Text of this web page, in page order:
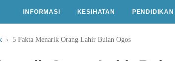
INFORMASI KESIHATAN PENDIDIKAN
› 5 Fakta Menarik Orang Lahir Bulan Ogos